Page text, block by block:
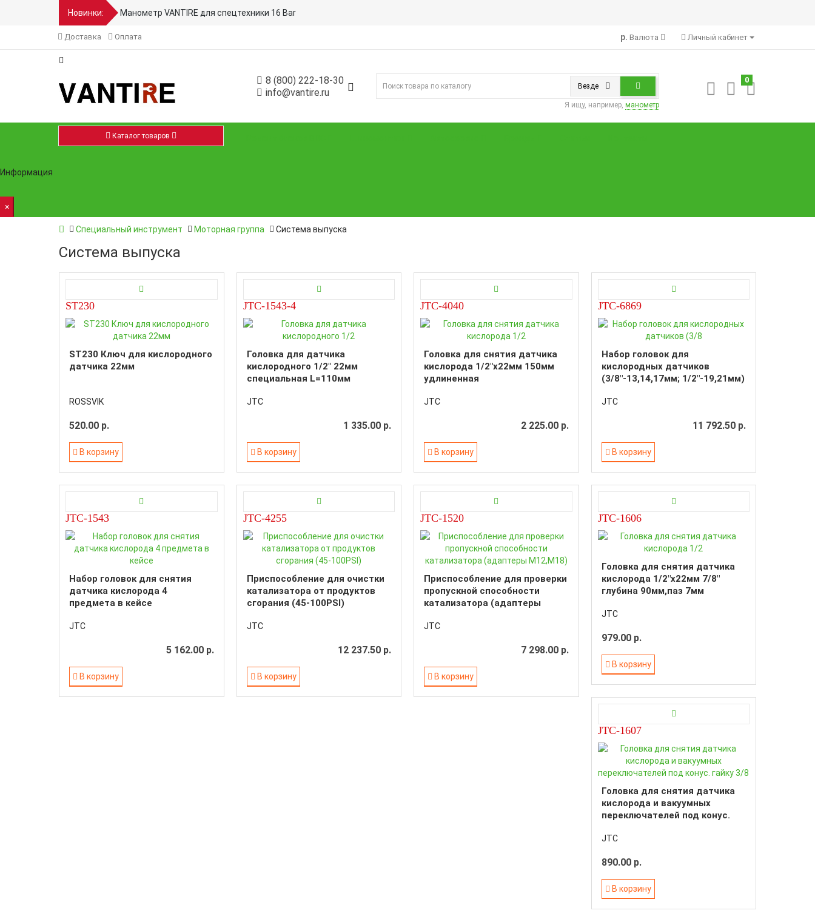
Новинки: Манометр VANTIRE для спецтехники 16 Bar
Доставка Оплата Личный кабинет
р. Валюта
8 (800) 222-18-30
info@vantire.ru
Везде
Я ищу, например,манометр
0
Каталог товаров
Информация
×
Специальный инструмент Моторная группа Система выпуска
Система выпуска
ST230
ST230 Ключ для кислородного
датчика 22мм
ROSSVIK
520.00 р.
В корзину
JTC-1543-4
Головка для датчика
кислородного 1/2" 22мм
специальная L=110мм
JTC
1 335.00 р.
В корзину
JTC-4040
Головка для снятия датчика
кислорода 1/2"х22мм 150мм
удлиненная
JTC
2 225.00 р.
В корзину
JTC-6869
Набор головок для
кислородных датчиков
(3/8"-13,14,17мм; 1/2"-19,21мм)
JTC
11 792.50 р.
В корзину
JTC-1543
Набор головок для снятия
датчика кислорода 4
предмета в кейсе
JTC
5 162.00 р.
В корзину
JTC-4255
Приспособление для очистки
катализатора от продуктов
сгорания (45-100PSI)
JTC
12 237.50 р.
В корзину
JTC-1520
Приспособление для проверки
пропускной способности
катализатора (адаптеры
JTC
7 298.00 р.
В корзину
JTC-1606
Головка для снятия датчика
кислорода 1/2"х22мм 7/8"
глубина 90мм,паз 7мм
JTC
979.00 р.
В корзину
JTC-1607
Головка для снятия датчика
кислорода и вакуумных
переключателей под конус.
JTC
890.00 р.
В корзину